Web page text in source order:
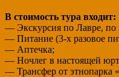
В стоимость тура входит:
— Экскурсия по Лавре, по
— Питание (3-х разовое
— Аптечка;
— Ночлег в настоящей
— Трансфер от этнопарка